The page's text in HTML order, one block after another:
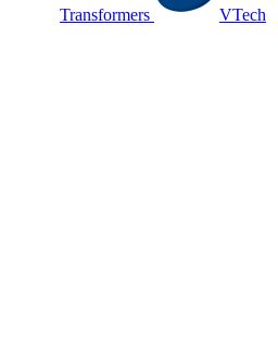
Transformers VTech